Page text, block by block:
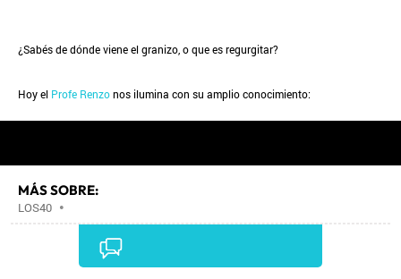
¿Sabés de dónde viene el granizo, o que es regurgitar?
Hoy el Profe Renzonos ilumina con su amplio conocimiento:
MÁS SOBRE:
LOS40 •